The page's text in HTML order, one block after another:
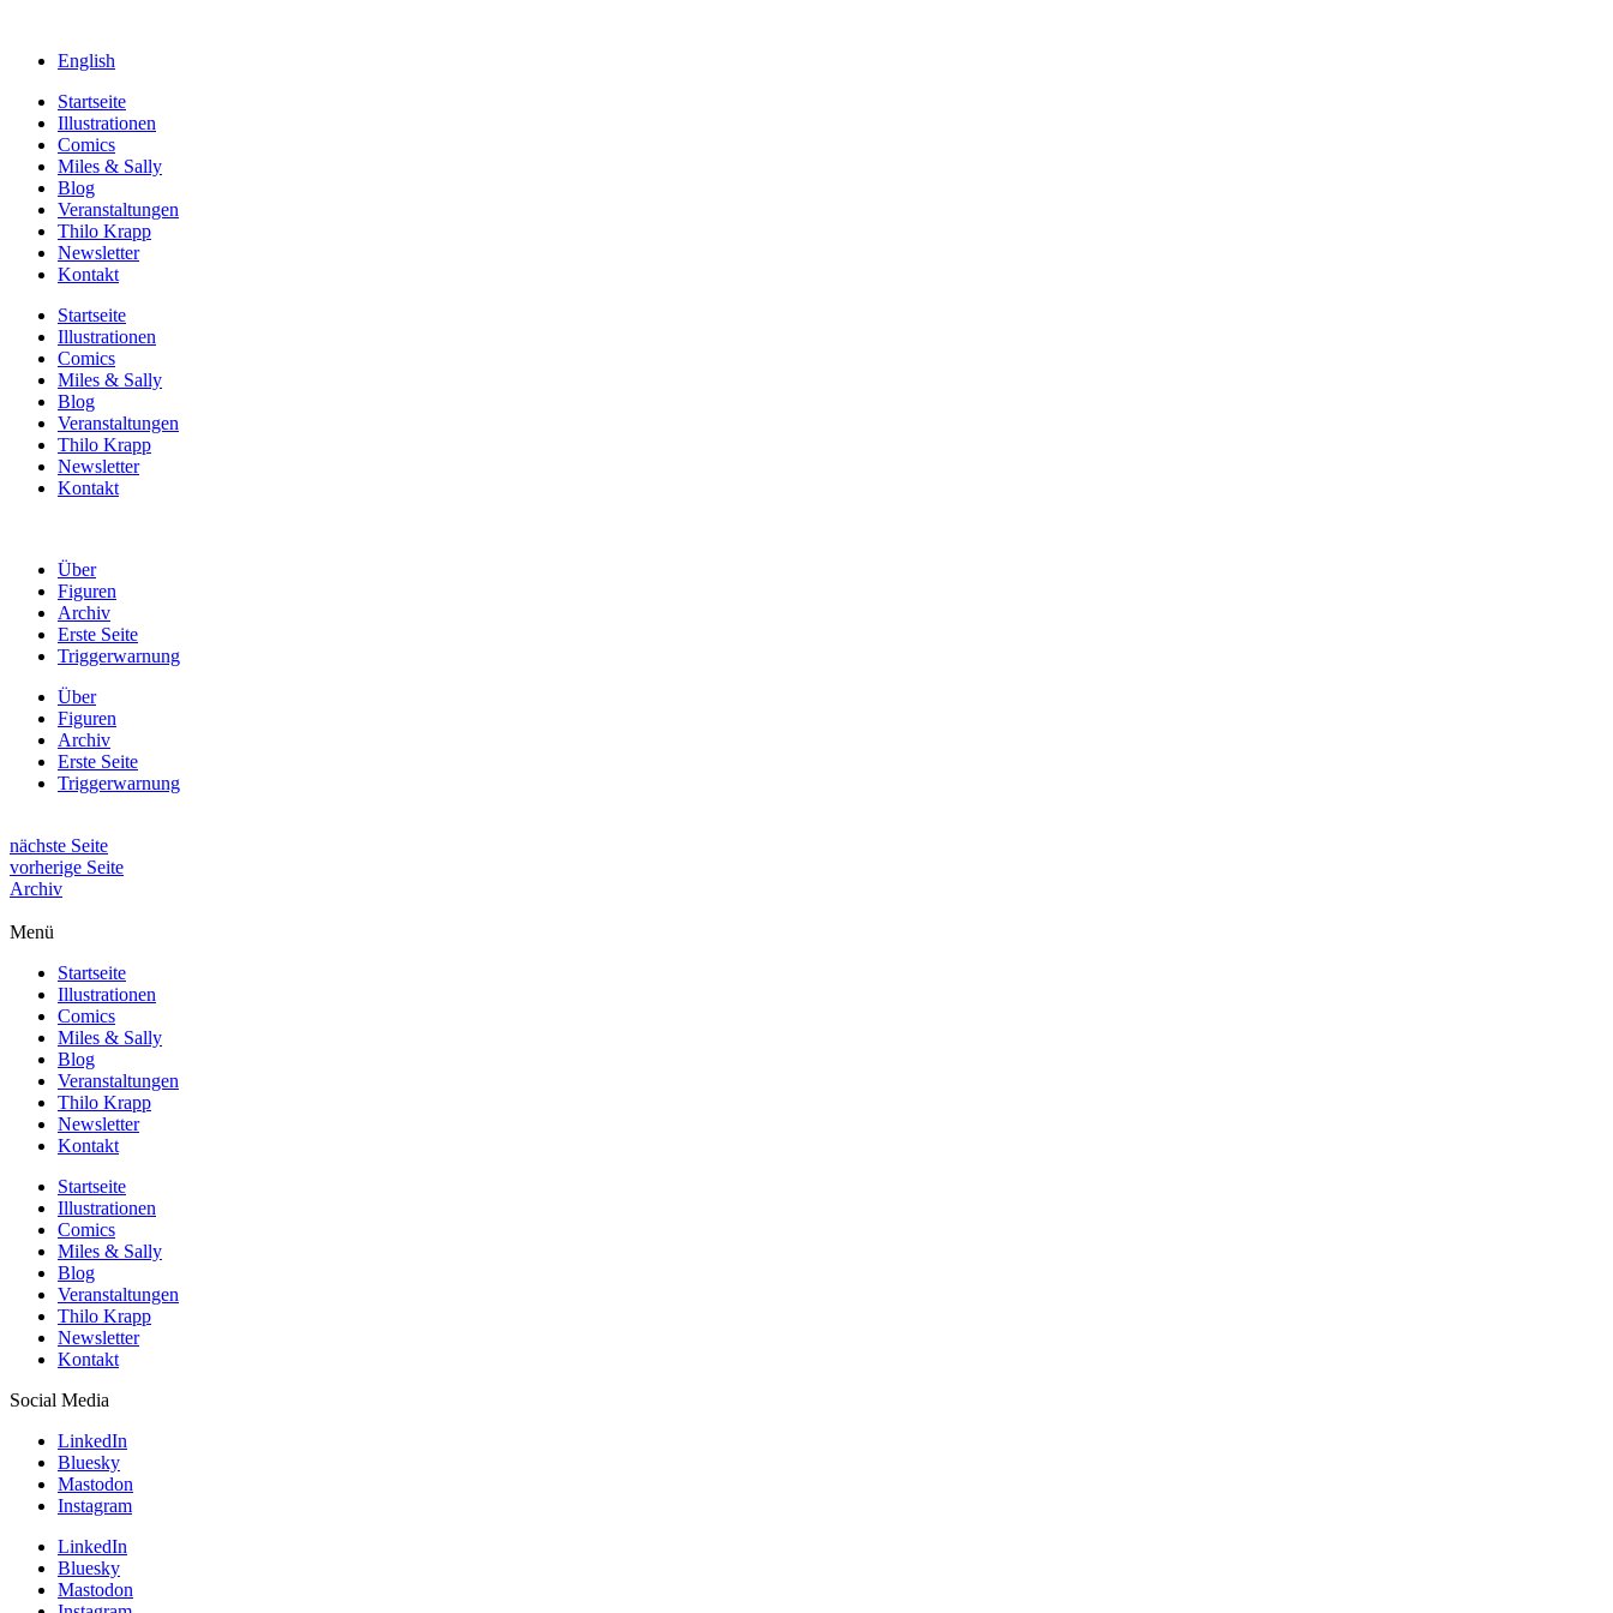
English
Startseite
Illustrationen
Comics
Miles & Sally
Blog
Veranstaltungen
Thilo Krapp
Newsletter
Kontakt
Startseite
Illustrationen
Comics
Miles & Sally
Blog
Veranstaltungen
Thilo Krapp
Newsletter
Kontakt
Über
Figuren
Archiv
Erste Seite
Triggerwarnung
Über
Figuren
Archiv
Erste Seite
Triggerwarnung
nächste Seite
vorherige Seite
Archiv
Menü
Startseite
Illustrationen
Comics
Miles & Sally
Blog
Veranstaltungen
Thilo Krapp
Newsletter
Kontakt
Startseite
Illustrationen
Comics
Miles & Sally
Blog
Veranstaltungen
Thilo Krapp
Newsletter
Kontakt
Social Media
LinkedIn
Bluesky
Mastodon
Instagram
LinkedIn
Bluesky
Mastodon